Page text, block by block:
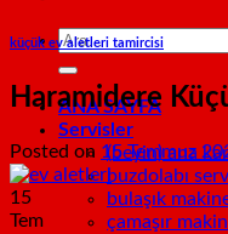
ANA SAYFA
Servisler
(beyin) ana
buzdolabı
bulaşık
çamaşır
küçük ev aletleri tamircisi
Haramidere
Posted on 15 Temmuz
15
Tem